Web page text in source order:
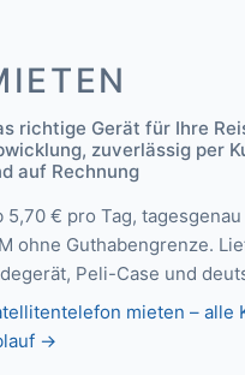
richtige Gerät für Ihre
zuverlässig per
auf Rechnung
5,70 € pro Tag,
ohne Guthabengrenze.
Peli-Case und
mieten – alle
→